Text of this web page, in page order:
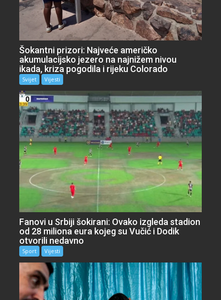
Šokantni prizori: Najveće američko
akumulacijsko jezero na najnižem nivou
ikada, kriza pogodila i rijeku Colorado
Svijet Vijesti
Fanovi u Srbiji šokirani: Ovako izgleda stadion
od 28 miliona eura kojeg su Vučić i Dodik
otvorili nedavno
Sport Vijesti